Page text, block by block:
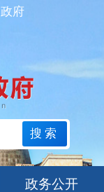
府
搜索
政务公开